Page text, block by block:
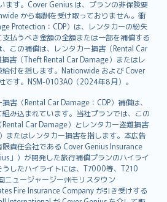
ます。Cover Genius は、プランの非保険要
から報酬を受け取っておりません。衝
Protection：CDP）は、レンタカーの紛失
払うべき金額の全額または一部を補償する
この補償は、レンタカー損害（Rental Car
害（Theft Rental Car Damage）またはレ
付を指します。Nationwide および Cover
です。NSM-0103AO（2024年8月）。
害（Rental Car Damage：CDP）補償は、
み込まれています。当社プランでは、この
Car Damage）とレンタカー盗難損害
またはレンタカー損害を指します。本広告
責任会社である Cover Genius Insurance
」）が開発した旅行補償プランのハイライ
うしたハイライトには、T7000等、T210
ニュージャージー州モリスタウン
Fire Insurance Company が引き受けする